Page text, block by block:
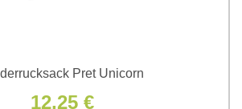
Pret Unicorn
12,25 €